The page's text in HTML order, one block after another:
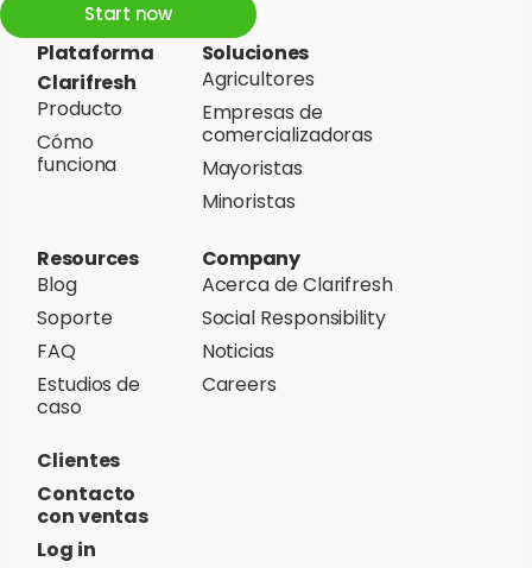
Plataforma
Clarifresh
Producto
Cómo
funciona
Soluciones
Agricultores
Empresas de
comercializadoras
Mayoristas
Minoristas
Resources
Blog
Soporte
FAQ
Estudios de
caso
Company
Acerca de Clarifresh
Social Responsibility
Noticias
Careers
Clientes
Contacto
con ventas
Log in
Start now